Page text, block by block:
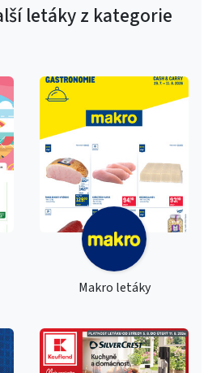
letáky z kategorie
Makro letáky